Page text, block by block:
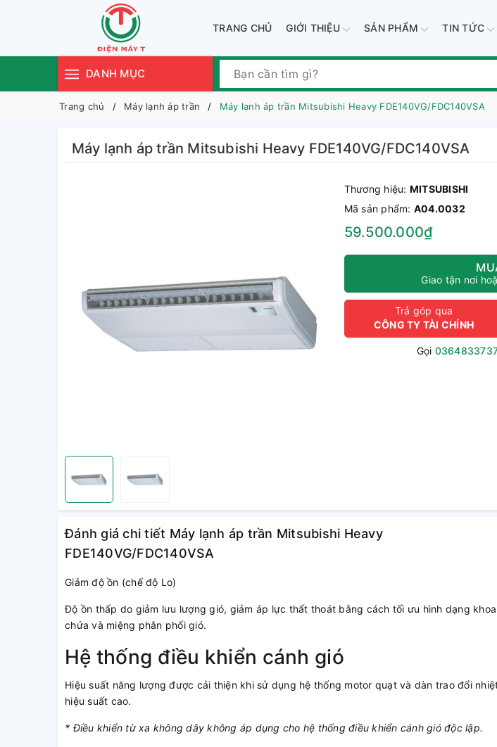
TRANG CHỦ GIỚI THIỆU SẢN PHẨM TIN TỨC
DANH MỤC
Trang chủ Máy lạnh áp trần Máy lạnh áp trần Mitsubishi Heavy FDE140VG/FDC140VSA
Máy lạnh áp trần Mitsubishi Heavy FDE140VG/FDC140VSA
Thương hiệu: MITSUBISHI
Mã sản phẩm: A04.0032
59.500.000₫
Giao tận nơi
Trả góp qua
CÔNG TY TÀI CHÍNH
Gọi
Đánh giá chi tiết Máy lạnh áp trần Mitsubishi Heavy
FDE140VG/FDC140VSA
Giảm độ ồn (chế độ Lo)
Độ ồn thấp do giảm lưu lượng gió, giảm áp lực thất thoát bằng cách tối ưu hình dạng
chứa và miệng phân phối gió.
Hệ thống điều khiển cánh gió
Hiệu suất năng lượng được cải thiện khi sử dụng hệ thống motor quạt và dàn trao đổi
hiệu suất cao.
* Điều khiển từ xa không dây không áp dụng cho hệ thống điều khiển cánh gió độc lập.